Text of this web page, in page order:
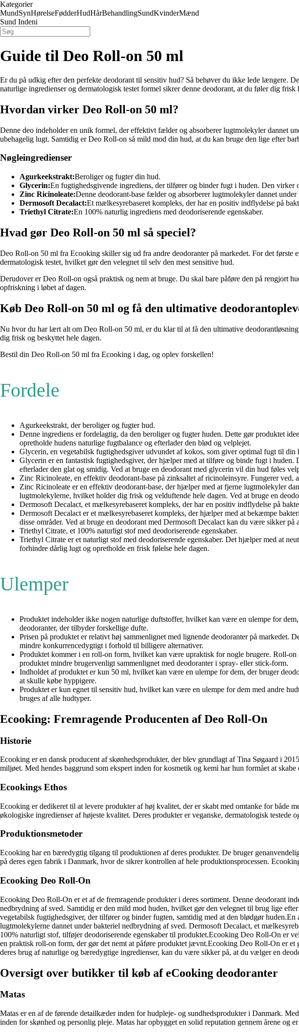
Kategorier
MundSynHørelseFødderHudHårBehandlingSundKvinderMænd
Sund Indeni
Guide til Deo Roll-on 50 ml
Er du på udkig efter den perfekte deodorant til sensitiv hud? Så behøver du ikke lede længere.
naturlige ingredienser og dermatologisk testet formel sikrer denne deodorant, at du føler dig
Hvordan virker Deo Roll-on 50 ml?
Denne deo indeholder en unik formel, der effektivt fælder og absorberer lugtmolekyler dannet
ubehagelig lugt. Samtidig er Deo Roll-on så mild mod din hud, at du kan bruge den lige efter
Nøgleingredienser
Agurkeekstrakt:Beroliger og fugter din hud.
Glycerin:En fugtighedsgivende ingrediens, der tilfører og binder fugt i huden. Den virker
Zinc Ricinoleate:Denne deodorant-base fælder og absorberer lugtmolekyler dannet
Dermosoft Decalact:Et mælkesyrebaseret kompleks, der har en positiv indflydelse på
Triethyl Citrate:En 100% naturlig ingrediens med deodoriserende egenskaber.
Hvad gør Deo Roll-on 50 ml så speciel?
Deo Roll-on 50 ml fra Ecooking skiller sig ud fra andre deodoranter på markedet. For det første
dermatologisk testet, hvilket gør den velegnet til selv den mest sensitive hud.
Derudover er Deo Roll-on også praktisk og nem at bruge. Du skal bare påføre den på rengjort
opfriskning i løbet af dagen.
Køb Deo Roll-on 50 ml og få den ultimative
Nu hvor du har lært alt om Deo Roll-on 50 ml, er du klar til at få den ultimative
dig frisk og beskyttet hele dagen.
Bestil din Deo Roll-on 50 ml fra Ecooking i dag, og oplev forskellen!
Fordele
Agurkeekstrakt, der beroliger og fugter hud.
Denne ingrediens er fordelagtig, da den beroliger og fugter huden. Dette gør produktet
opretholde hudens naturlige fugtbalance og efterlader den blød og velplejet.
Glycerin, en vegetabilsk fugtighedsgiver udvundet af kokos, som giver optimal fugt til
Glycerin er en fantastisk fugtighedsgiver, der hjælper med at tilføre og binde fugt i
efterlader den glat og smidig. Ved at bruge en deodorant med glycerin vil din hud føles
Zinc Ricinoleate, en effektiv deodorant-base på zinksaltet af ricinoleinsyre. Fungerer
Zinc Ricinoleate er en effektiv deodorant-base, der hjælper med at fjerne lugtmolekyler
lugtmolekylerne, hvilket holder dig frisk og velduftende hele dagen. Ved at bruge en
Dermosoft Decalact, et mælkesyrebaseret kompleks, der har en positiv indflydelse på
Dermosoft Decalact er et mælkesyrebaseret kompleks, der hjælper med at bekæmpe
disse områder. Ved at bruge en deodorant med Dermosoft Decalact kan du være sikker på
Triethyl Citrate, et 100% naturligt stof med deodoriserende egenskaber.
Triethyl Citrate er et naturligt stof med deodoriserende egenskaber. Det hjælper med at
forhindre dårlig lugt og opretholde en frisk følelse hele dagen.
Ulemper
Produktet indeholder ikke nogen naturlige duftstoffer, hvilket kan være en ulempe for
deodoranter, der tilbyder forskellige dufte.
Prisen på produktet er relativt høj sammenlignet med lignende deodoranter på markedet.
mindre konkurrencedygtigt i forhold til billigere alternativer.
Produktet kommer i en roll-on form, hvilket kan være upraktisk for nogle brugere. Roll-
produktet mindre brugervenligt sammenlignet med deodoranter i spray- eller stick-form.
Indholdet af produktet er kun 50 ml, hvilket kan være en ulempe for dem, der bruger
at skulle købe hyppigere.
Produktet er kun egnet til sensitiv hud, hvilket kan være en ulempe for dem med andre
bruges af alle hudtyper.
Ecooking: Fremragende Producenten af Deo Roll-On
Historie
Ecooking er en dansk producent af skønhedsprodukter, der blev grundlagt af Tina Søgaard i
miljøet. Med hendes baggrund som ekspert inden for kosmetik og kemi har hun formået at
Ecookings Ethos
Ecooking er dedikeret til at levere produkter af høj kvalitet, der er skabt med omtanke for
økologiske ingredienser af højeste kvalitet. Deres produkter er veganske, dermatologisk
Produktionsmetoder
Ecooking har en bæredygtig tilgang til produktionen af deres produkter. De bruger
på deres egen fabrik i Danmark, hvor de sikrer kontrollen af hele produktionsprocessen.
Ecooking Deo Roll-On
Ecooking Deo Roll-On er et af de fremragende produkter i deres sortiment. Denne deodorant
nedbrydning af sved. Samtidig er den mild mod huden, hvilket gør den velegnet til brug lige
vegetabilsk fugtighedsgiver, der tilfører og binder fugten, samtidig med at den blødgør
lugtmolekylerne dannet under bakteriel nedbrydning af sved. Dermosoft Decalact, et
100% naturligt stof, tilføjer deodoriserende egenskaber til produktet.Ecooking Deo Roll-On er
en praktisk roll-on form, der gør det nemt at påføre produktet jævnt.Ecooking Deo Roll-On er
deres brug af naturlige og bæredygtige ingredienser, kan du være sikker på, at du vælger en
Oversigt over butikker til køb af eCooking deodoranter
Matas
Matas er en af de førende detailkæder inden for hudpleje- og sundhedsprodukter i Danmark.
inden for skønhed og personlig pleje. Matas har opbygget en solid reputation gennem årene og